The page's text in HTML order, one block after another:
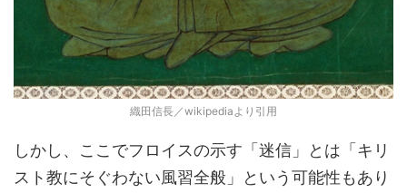
織田信長／wikipediaより引用
しかし、ここでフロイスの示す「迷信」とは「キリ
スト教にそぐわない風習全般」という可能性もあり